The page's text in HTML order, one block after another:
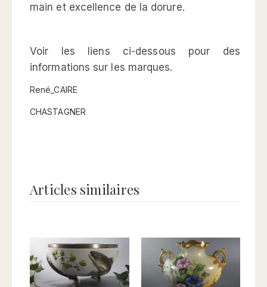
main et excellence de la dorure.
Voir les liens ci-dessous pour des
informations sur les marques.
René_CAIRE
CHASTAGNER
Articles similaires